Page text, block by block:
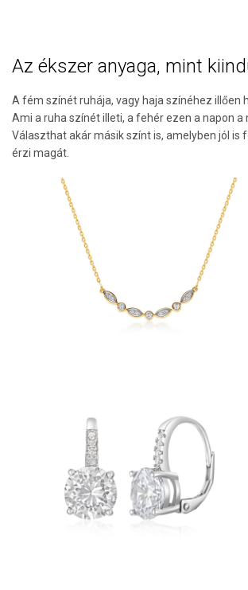
Az ékszer anyaga, mint
A fém színét ruhája, vagy haja színéhez illően
Ami a ruha színét illeti, a fehér ezen a napon a
Választhat akár másik színt is, amelyben jól is
érzi magát.